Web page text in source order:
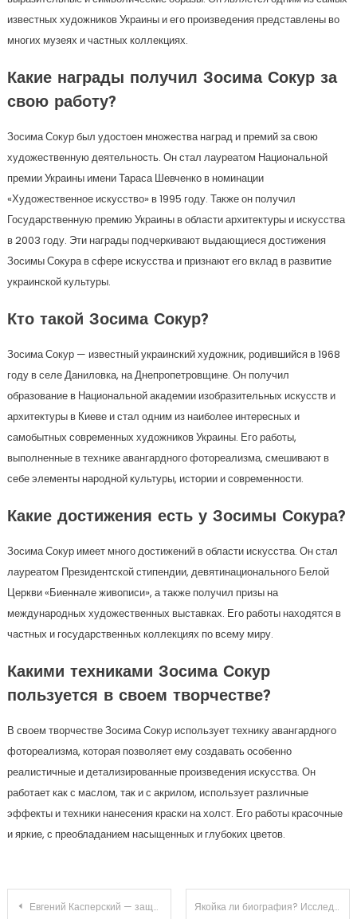
известных художников Украины и его произведения представлены во
многих музеях и частных коллекциях.
Какие награды получил Зосима Сокур за
свою работу?
Зосима Сокур был удостоен множества наград и премий за свою
художественную деятельность. Он стал лауреатом Национальной
премии Украины имени Тараса Шевченко в номинации
«Художественное искусство» в 1995 году. Также он получил
Государственную премию Украины в области архитектуры и искусства
в 2003 году. Эти награды подчеркивают выдающиеся достижения
Зосимы Сокура в сфере искусства и признают его вклад в развитие
украинской культуры.
Кто такой Зосима Сокур?
Зосима Сокур — известный украинский художник, родившийся в 1968
году в селе Даниловка, на Днепропетровщине. Он получил
образование в Национальной академии изобразительных искусств и
архитектуры в Киеве и стал одним из наиболее интересных и
самобытных современных художников Украины. Его работы,
выполненные в технике авангардного фотореализма, смешивают в
себе элементы народной культуры, истории и современности.
Какие достижения есть у Зосимы Сокура?
Зосима Сокур имеет много достижений в области искусства. Он стал
лауреатом Президентской стипендии, девятинационального Белой
Церкви «Биеннале живописи», а также получил призы на
международных художественных выставках. Его работы находятся в
частных и государственных коллекциях по всему миру.
Какими техниками Зосима Сокур
пользуется в своем творчестве?
В своем творчестве Зосима Сокур использует технику авангардного
фотореализма, которая позволяет ему создавать особенно
реалистичные и детализированные произведения искусства. Он
работает как с маслом, так и с акрилом, использует различные
эффекты и техники нанесения краски на холст. Его работы красочные
и яркие, с преобладанием насыщенных и глубоких цветов.
Навигация
Евгений Касперский — защитник интернета, пионер кибербезопасности, создатель антивирусов, легенда отечественной IT-индустрии! Якойка ли биография? Исследуем особенности, характеристики и приводим примеры